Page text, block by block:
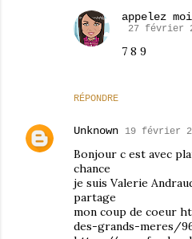
RÉPONDRE
appelez moi
27 février
7 8 9
Unknown 19 février
Bonjour c est avec
chance
je suis Valerie
partage
mon coup de coeur
des-grands-meres/